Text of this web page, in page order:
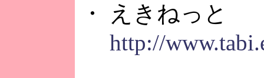
・ えきねっと
http://